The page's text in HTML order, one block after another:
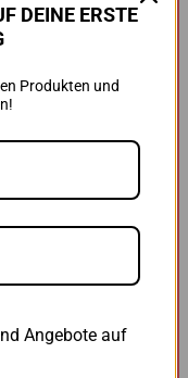
DEINE ERSTE
Produkten und
Angebote auf